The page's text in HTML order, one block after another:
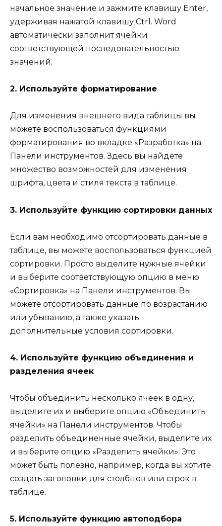
начальное значение и зажмите клавишу Enter,
удерживая нажатой клавишу Ctrl. Word
автоматически заполнит ячейки
соответствующей последовательностью
значений.
2. Используйте форматирование
Для изменения внешнего вида таблицы вы
можете воспользоваться функциями
форматирования во вкладке «Разработка» на
Панели инструментов. Здесь вы найдете
множество возможностей для изменения
шрифта, цвета и стиля текста в таблице.
3. Используйте функцию сортировки данных
Если вам необходимо отсортировать данные в
таблице, вы можете воспользоваться функцией
сортировки. Просто выделите нужные ячейки
и выберите соответствующую опцию в меню
«Сортировка» на Панели инструментов. Вы
можете отсортировать данные по возрастанию
или убыванию, а также указать
дополнительные условия сортировки.
4. Используйте функцию объединения и
разделения ячеек
Чтобы объединить несколько ячеек в одну,
выделите их и выберите опцию «Объединить
ячейки» на Панели инструментов. Чтобы
разделить объединенные ячейки, выделите их
и выберите опцию «Разделить ячейки». Это
может быть полезно, например, когда вы хотите
создать заголовки для столбцов или строк в
таблице.
5. Используйте функцию автоподбора